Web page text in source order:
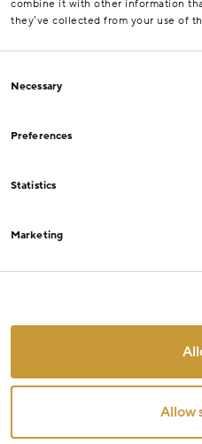
combine it with other information
they’ve collected from your use of
Selection
Necessary
Preferences
Statistics
Marketing
Allow